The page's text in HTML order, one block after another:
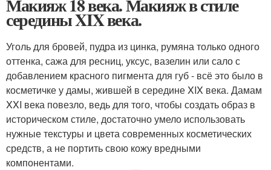
Макияж 18 века. Макияж в стиле
середины XIX века.
Уголь для бровей, пудра из цинка, румяна только одного
оттенка, сажа для ресниц, уксус, вазелин или сало с
добавлением красного пигмента для губ - всё это было в
косметичке у дамы, жившей в середине XIX века. Дамам
XXI века повезло, ведь для того, чтобы создать образ в
историческом стиле, достаточно умело использовать
нужные текстуры и цвета современных косметических
средств, а не портить свою кожу вредными
компонентами.